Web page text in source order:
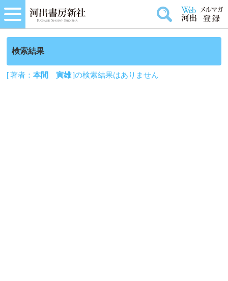
検索結果
[ 著者：本間 寅雄]の検索結果はありません